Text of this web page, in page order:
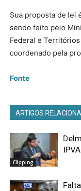
Sua proposta de lei
sendo feito pelo
Federal e Territórios
coordenado pela
Fonte
ARTIGOS
Clipping